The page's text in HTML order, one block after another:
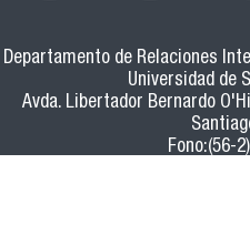
Departamento de Relaciones
Universidad de
Avda. Libertador Bernardo
Fono:(56-